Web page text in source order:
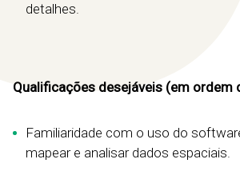
detalhes.
Qualificações desejáveis ​​(em ordem
Familiaridade com o uso do
mapear e analisar dados espaciais.